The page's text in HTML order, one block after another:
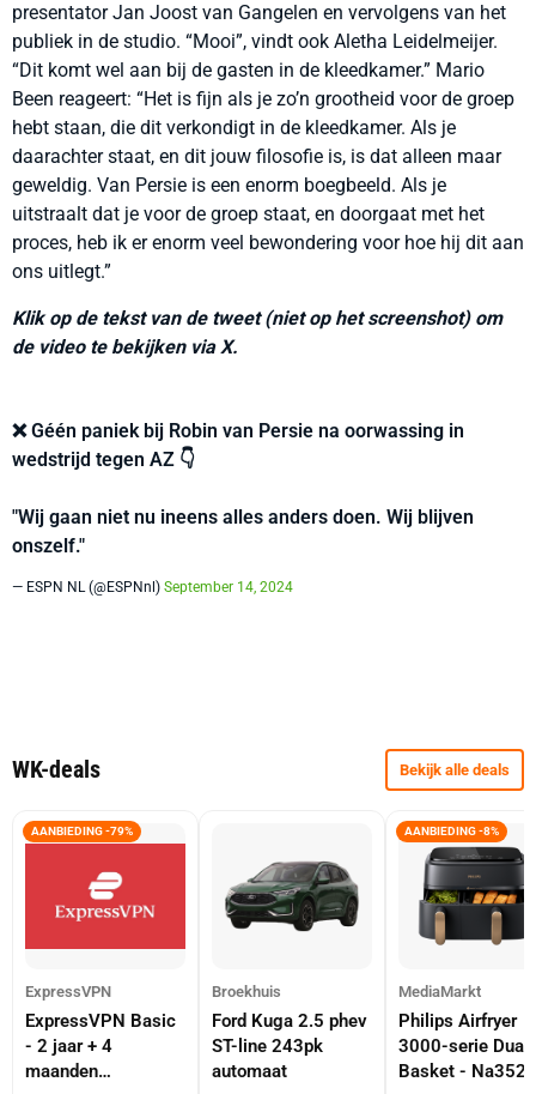
presentator Jan Joost van Gangelen en vervolgens van het
publiek in de studio. “Mooi”, vindt ook Aletha Leidelmeijer.
“Dit komt wel aan bij de gasten in de kleedkamer.” Mario
Been reageert: “Het is fijn als je zo’n grootheid voor de groep
hebt staan, die dit verkondigt in de kleedkamer. Als je
daarachter staat, en dit jouw filosofie is, is dat alleen maar
geweldig. Van Persie is een enorm boegbeeld. Als je
uitstraalt dat je voor de groep staat, en doorgaat met het
proces, heb ik er enorm veel bewondering voor hoe hij dit aan
ons uitlegt.”
Klik op de tekst van de tweet (niet op het screenshot) om
de video te bekijken via X.
❌ Géén paniek bij Robin van Persie na oorwassing in
wedstrijd tegen AZ 👇
"Wij gaan niet nu ineens alles anders doen. Wij blijven
onszelf."
— ESPN NL (@ESPNnl) September 14, 2024
WK-deals Bekijk alle deals
AANBIEDING -79%
ExpressVPN
ExpressVPN Basic
- 2 jaar + 4
maanden
Broekhuis
Ford Kuga 2.5 phev
ST-line 243pk
automaat
AANBIEDING -8%
MediaMarkt
Philips Airfryer
3000-serie Dual
Basket -